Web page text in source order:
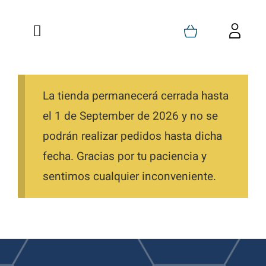
Toggle
Quienes Somos
Formaciones
Tienda
Blog
Mi Cuenta
Pedidos
Descargas
La tienda permanecerá cerrada hasta
el 1 de September de 2026 y no se
podrán realizar pedidos hasta dicha
fecha. Gracias por tu paciencia y
sentimos cualquier inconveniente.